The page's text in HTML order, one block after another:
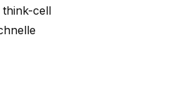
think-cell